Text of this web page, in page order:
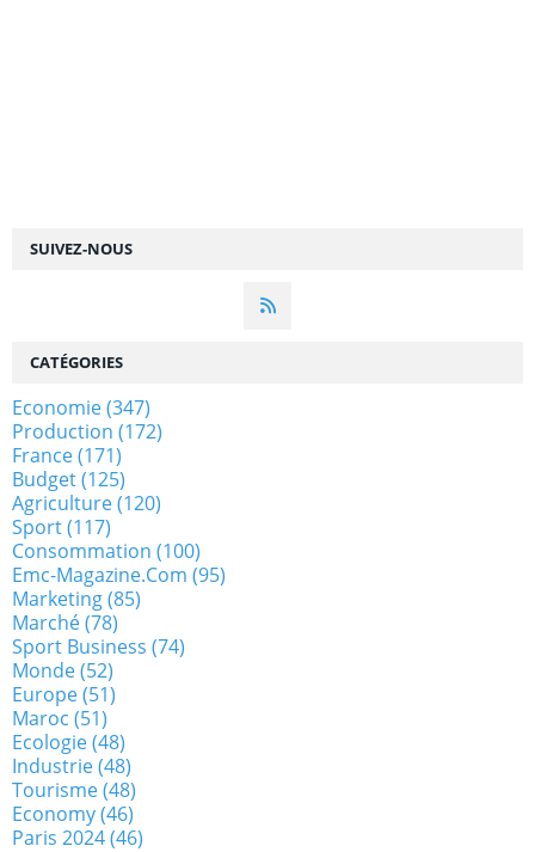
SUIVEZ-NOUS
CATÉGORIES
Economie(347)
Production (172)
France(171)
Budget(125)
Agriculture(120)
Sport(117)
Consommation (100)
Emc-Magazine.com (95)
Marketing(85)
Marché(78)
Sport Business (74)
Monde(52)
Europe(51)
Maroc (51)
Ecologie(48)
Industrie(48)
Tourisme(48)
Economy(46)
Paris 2024(46)